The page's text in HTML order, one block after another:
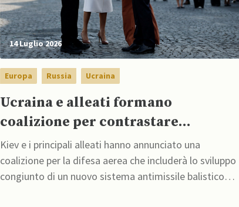
14 Luglio 2026
Europa Russia Ucraina
Ucraina e alleati formano
coalizione per contrastare
minaccia missili balistici russi
Kiev e i principali alleati hanno annunciato una
coalizione per la difesa aerea che includerà lo sviluppo
congiunto di un nuovo sistema antimissile balistico